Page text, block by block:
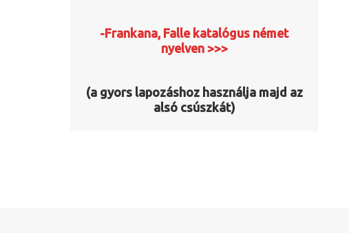
-Frankana, Falle katalógus német
nyelven >>>
(a gyors lapozáshoz használja majd az
alsó csúszkát)